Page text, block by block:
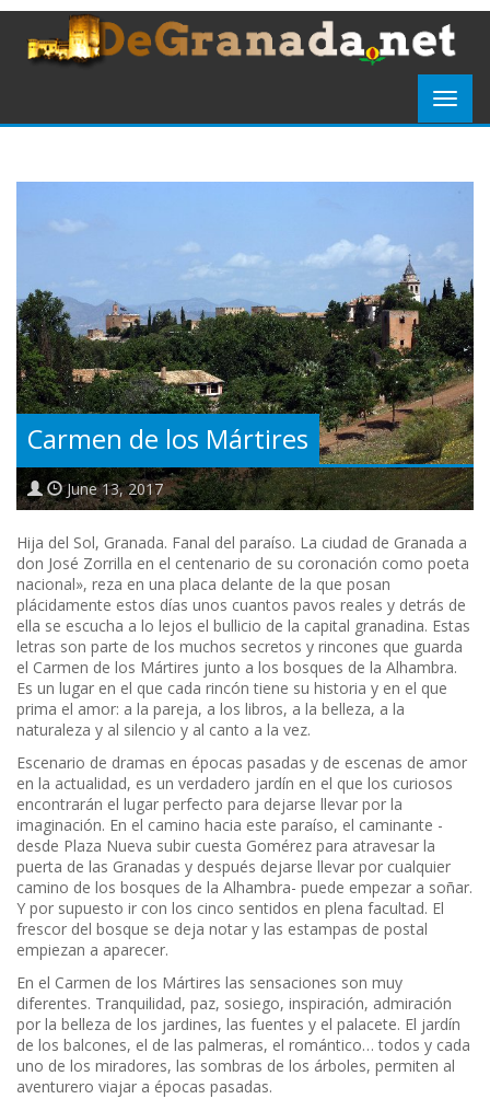
Carmen de los Mártires
June 13, 2017
Hija del Sol, Granada. Fanal del paraíso. La ciudad de Granada a
don José Zorrilla en el centenario de su coronación como poeta
nacional», reza en una placa delante de la que posan
plácidamente estos días unos cuantos pavos reales y detrás de
ella se escucha a lo lejos el bullicio de la capital granadina. Estas
letras son parte de los muchos secretos y rincones que guarda
el Carmen de los Mártires junto a los bosques de la Alhambra.
Es un lugar en el que cada rincón tiene su historia y en el que
prima el amor: a la pareja, a los libros, a la belleza, a la
naturaleza y al silencio y al canto a la vez.
Escenario de dramas en épocas pasadas y de escenas de amor
en la actualidad, es un verdadero jardín en el que los curiosos
encontrarán el lugar perfecto para dejarse llevar por la
imaginación. En el camino hacia este paraíso, el caminante -
desde Plaza Nueva subir cuesta Gomérez para atravesar la
puerta de las Granadas y después dejarse llevar por cualquier
camino de los bosques de la Alhambra- puede empezar a soñar.
Y por supuesto ir con los cinco sentidos en plena facultad. El
frescor del bosque se deja notar y las estampas de postal
empiezan a aparecer.
En el Carmen de los Mártires las sensaciones son muy
diferentes. Tranquilidad, paz, sosiego, inspiración, admiración
por la belleza de los jardines, las fuentes y el palacete. El jardín
de los balcones, el de las palmeras, el romántico… todos y cada
uno de los miradores, las sombras de los árboles, permiten al
aventurero viajar a épocas pasadas.